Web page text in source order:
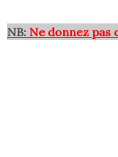
NB: Ne donnez